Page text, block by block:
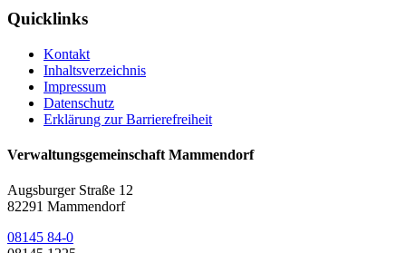
Quicklinks
Kontakt
Inhaltsverzeichnis
Impressum
Datenschutz
Erklärung zur Barrierefreiheit
Verwaltungsgemeinschaft Mammendorf
Augsburger Straße 12
82291 Mammendorf
08145 84-0